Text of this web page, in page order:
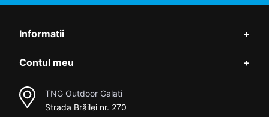
Informatii +
Contul meu +
TNG Outdoor Galati
Strada Brăilei nr. 270